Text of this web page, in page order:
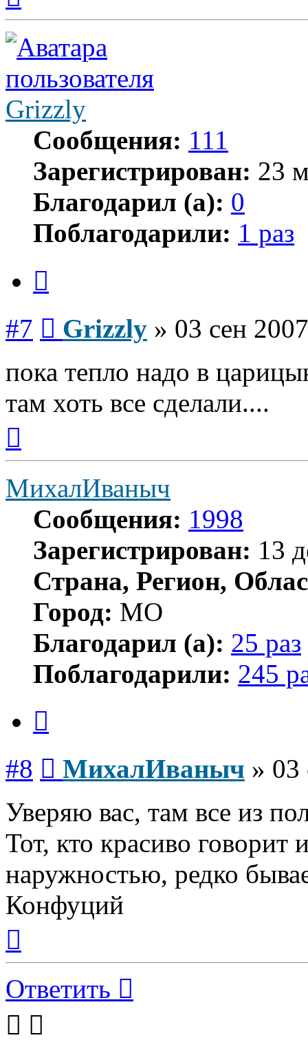
началу
Grizzly
Сообщения: 111
Зарегистрирован: 23
Благодарил (а): 0
Поблагодарили: 1 раз
#7 Grizzly » 03 сен
пока тепло надо в
там хоть все сделали....
началу
МихалИваныч
Сообщения: 1998
Зарегистрирован: 13
Страна, Регион,
Город: МО
Благодарил (а): 25 раз
Поблагодарили: 245
#8 МихалИваныч » 03
Уверяю вас, там все из
Тот, кто красиво говорит
наружностью, редко
Конфуций
началу
Ответить